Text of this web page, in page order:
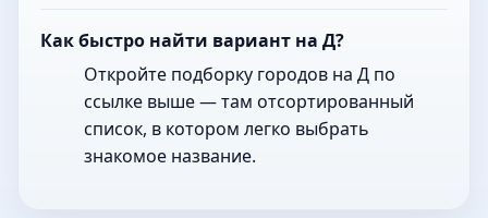
Как быстро найти вариант на Д?
Откройте подборку городов на Д по
ссылке выше — там отсортированный
список, в котором легко выбрать
знакомое название.